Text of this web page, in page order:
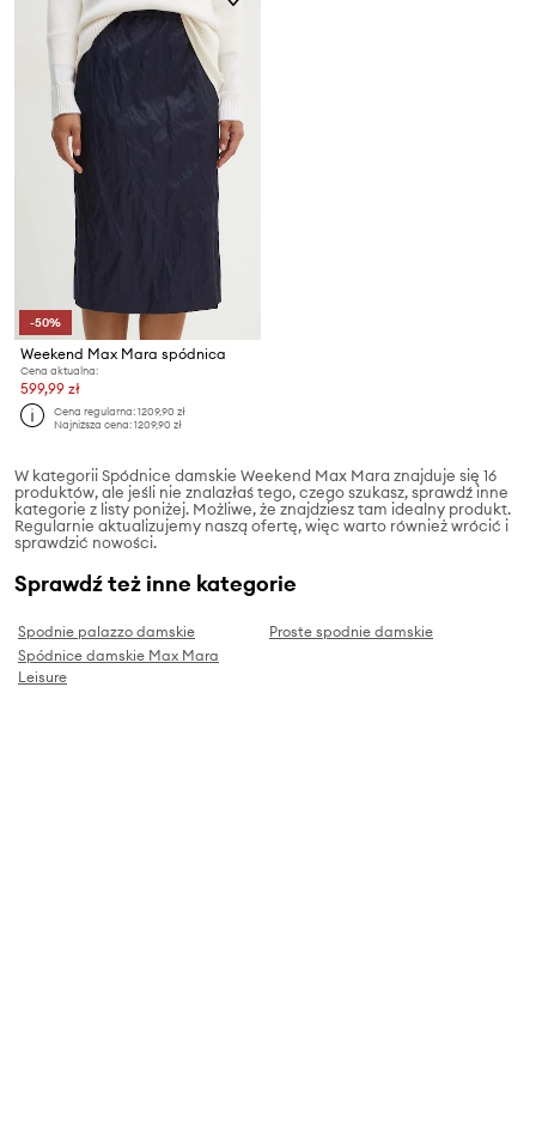
-50%
Weekend Max Mara spódnica
Cena aktualna:
599,99 zł
Cena regularna:1209,90 zł
Najniższa cena:1209,90 zł
W kategorii Spódnice damskie Weekend Max Mara znajduje się 16
produktów, ale jeśli nie znalazłaś tego, czego szukasz, sprawdź inne
kategorie z listy poniżej. Możliwe, że znajdziesz tam idealny produkt.
Regularnie aktualizujemy naszą ofertę, więc warto również wrócić i
sprawdzić nowości.
Sprawdź też inne kategorie
Spodnie palazzo damskie
Proste spodnie damskie
Spódnice damskie Max Mara
Leisure